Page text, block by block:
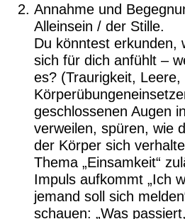
Annahme und
Alleinsein / der Stille.
Du könntest erkunden,
sich für dich anfühlt –
es? (Traurigkeit, Leere,
geschlossenen Augen
verweilen, spüren, wie
der Körper sich
Thema „Einsamkeit“
Impuls aufkommt „Ich
jemand soll sich
schauen: „Was